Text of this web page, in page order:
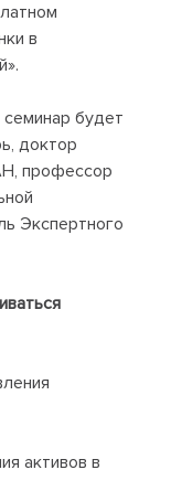
в
семинар будет
доктор
профессор
Экспертного
активов в